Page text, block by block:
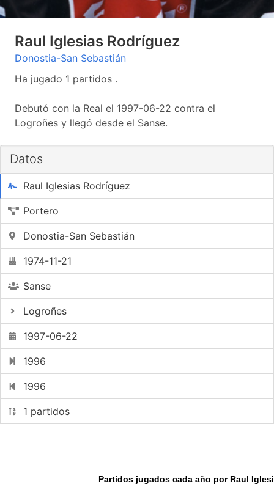
Raul Iglesias Rodríguez
Donostia-San Sebastián
Ha jugado 1 partidos .
Debutó con la Real el 1997-06-22 contra el
Logroñes y llegó desde el Sanse.
Datos
Raul Iglesias Rodríguez
Portero
Donostia-San Sebastián
1974-11-21
Sanse
Logroñes
1997-06-22
1996
1996
1 partidos
Partidos jugados cada año por Raul